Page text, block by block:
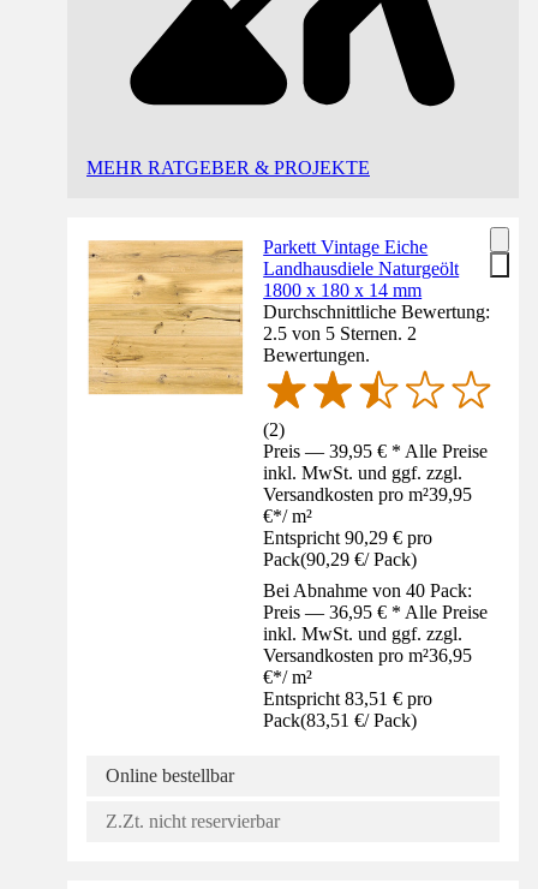
MEHR RATGEBER & PROJEKTE
Parkett Vintage Eiche
Landhausdiele Naturgeölt
1800 x 180 x 14 mm
Durchschnittliche Bewertung:
2.5 von 5 Sternen. 2
Bewertungen.
(2)
Preis — 39,95 € * Alle Preise
inkl. MwSt. und ggf. zzgl.
Versandkosten pro m²39,95
€*/ m²
Entspricht 90,29 € pro
Pack(90,29 €/ Pack)
Bei Abnahme von 40 Pack:
Preis — 36,95 € * Alle Preise
inkl. MwSt. und ggf. zzgl.
Versandkosten pro m²36,95
€*/ m²
Entspricht 83,51 € pro
Pack(83,51 €/ Pack)
Online bestellbar
Z.Zt. nicht reservierbar